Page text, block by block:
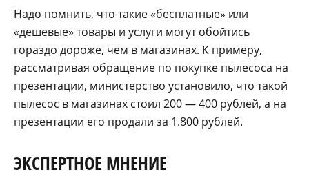
Надо помнить, что такие «бесплатные» или
«дешевые» товары и услуги могут обойтись
гораздо дороже, чем в магазинах. К примеру,
рассматривая обращение по покупке пылесоса на
презентации, министерство установило, что такой
пылесос в магазинах стоил 200 — 400 рублей, а на
презентации его продали за 1.800 рублей.
ЭКСПЕРТНОЕ МНЕНИЕ